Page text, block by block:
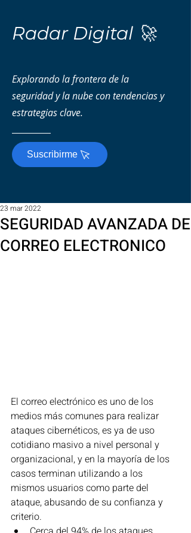
Radar Digital 🚀
Explorando la frontera de la
seguridad y la nube con tendencias y
estrategias clave.
Suscribirme
SEGURIDAD AVANZADA DE
CORREO ELECTRONICO
23 mar 2022
El correo electrónico es uno de los
medios más comunes para realizar
ataques cibernéticos, es ya de uso
cotidiano masivo a nivel personal y
organizacional, y en la mayoría de los
casos terminan utilizando a los
mismos usuarios como parte del
ataque, abusando de su confianza y
criterio.